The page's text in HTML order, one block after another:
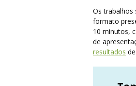
Os trabalhos
formato
10 minutos,
de
resultados